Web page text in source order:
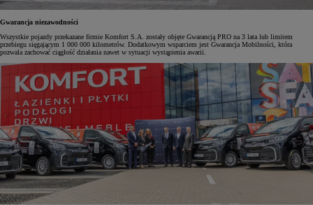
Gwarancja niezawodności
Wszystkie pojazdy przekazane firmie Komfort S.A. zostały objęte Gwarancją PRO na 3 lata lub limitem
przebiegu sięgającym 1 000 000 kilometrów. Dodatkowym wsparciem jest Gwarancja Mobilności, która
pozwala zachować ciągłość działania nawet w sytuacji wystąpienia awarii.